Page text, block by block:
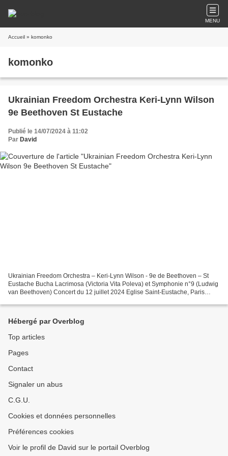
MENU
Accueil » komonko
komonko
Ukrainian Freedom Orchestra Keri-Lynn Wilson
9e Beethoven St Eustache
Publié le 14/07/2024 à 11:02
Par David
Ukrainian Freedom Orchestra – Keri-Lynn Wilson - 9e de Beethoven – St
Eustache Bucha Lacrimosa (Victoria Vita Poleva) et Symphonie n°9 (Ludwig
van Beethoven) Concert du 12 juillet 2024 Eglise Saint-Eustache, Paris
Hébergé par Overblog
Top articles
Pages
Contact
Signaler un abus
C.G.U.
Cookies et données personnelles
Préférences cookies
Voir le profil de David sur le portail Overblog